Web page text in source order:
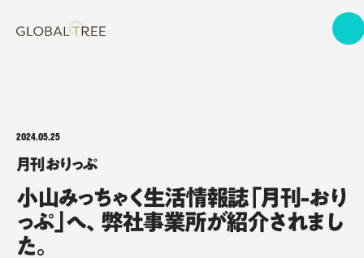
2024.05.25
月刊おりっぷ
小山みっちゃく生活情報誌「月刊-おり
っぷ」へ、弊社事業所が紹介されまし
た。